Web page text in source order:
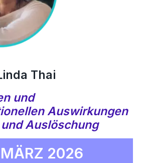
Thai
und
Auswirkungen
Auslöschung
MÄRZ 2026